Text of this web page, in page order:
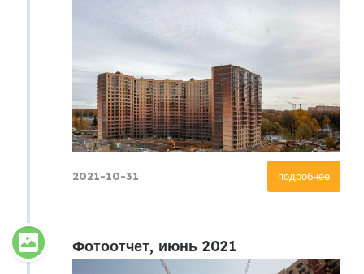
подробнее
2021-10-31
Фотоотчет, июнь 2021